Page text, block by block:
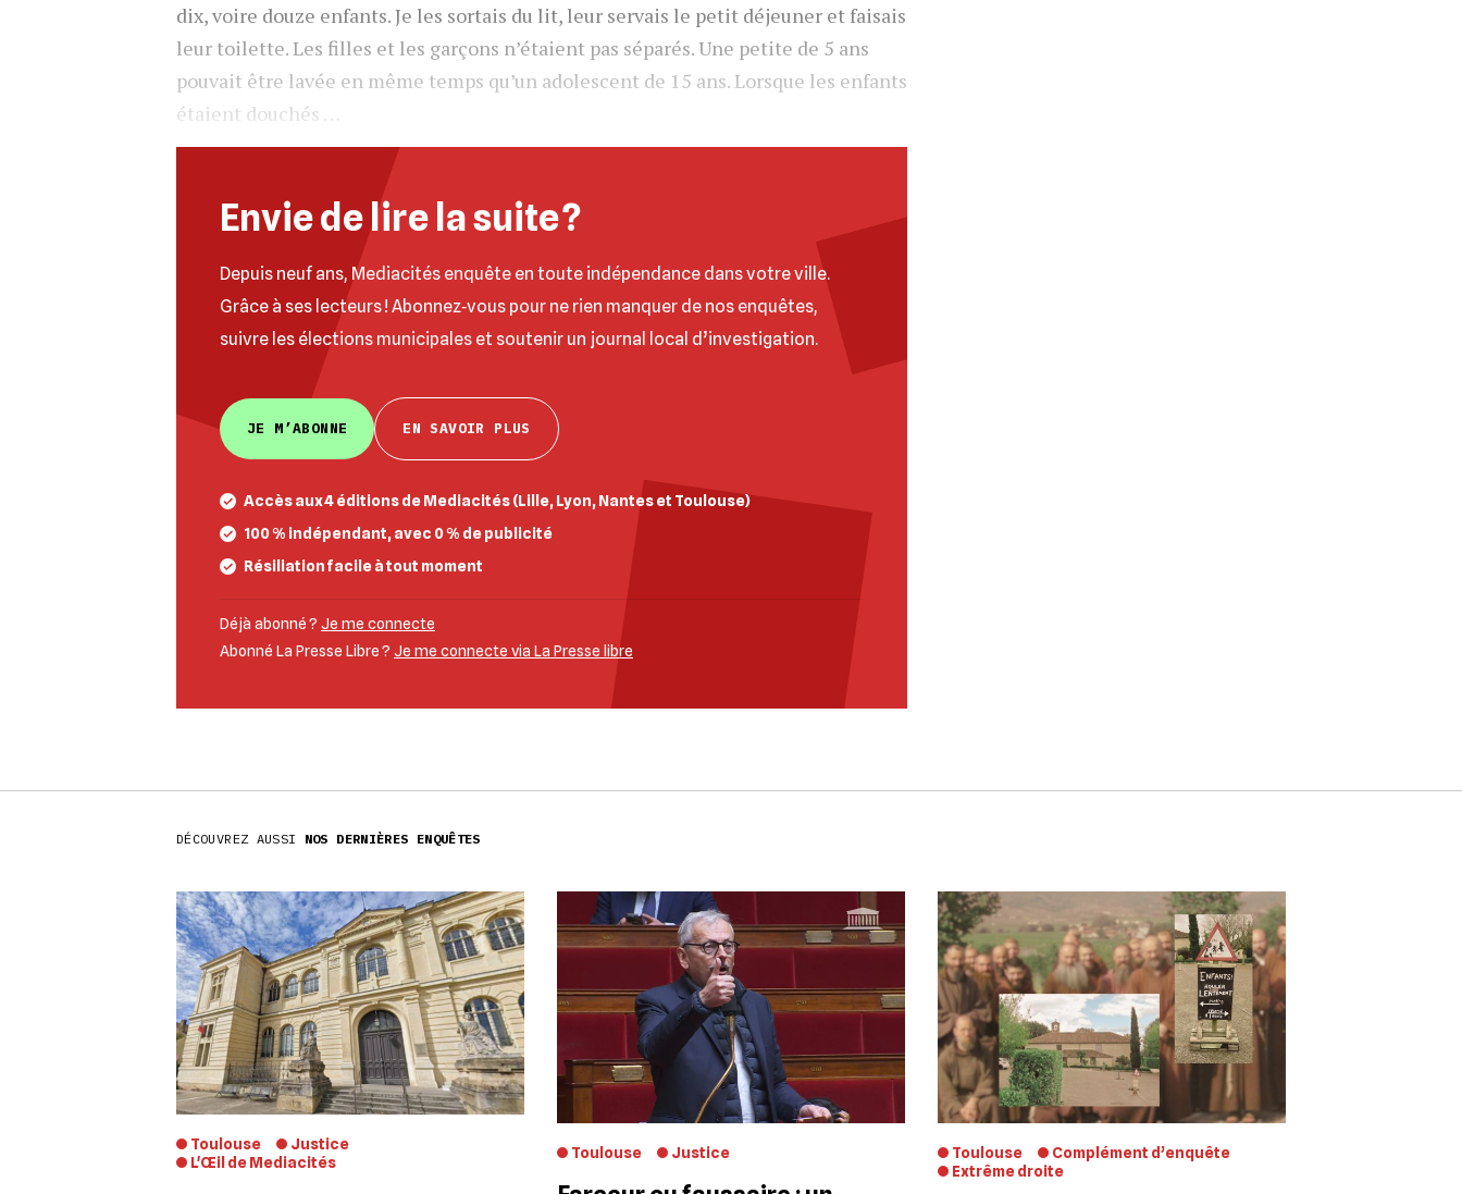
dix, voire douze enfants. Je les sortais du lit, leur servais le petit déjeuner et faisais
leur toilette. Les filles et les garçons n’étaient pas séparés. Une petite de 5 ans
pouvait être lavée en même temps qu’un adolescent de 15 ans. Lorsque les enfants
étaient douchés …
Envie de lire la suite ?
Depuis neuf ans, Mediacités enquête en toute indépendance dans votre ville.
Grâce à ses lecteurs ! Abonnez‐vous pour ne rien manquer de nos enquêtes,
suivre les élections municipales et soutenir un journal local d’investigation.
JE M’ABONNE EN SAVOIR PLUS
Accès aux 4 éditions de Mediacités (Lille, Lyon, Nantes et Toulouse)
100 % indépendant, avec 0 % de publicité
Résiliation facile à tout moment
Déjà abonné ? Je me connecte
Abonné La Presse Libre ? Je me connecte via La Presse libre
DÉCOUVREZ AUSSI NOS DERNIÈRES ENQUÊTES
Toulouse
Justice
L'Œil de Mediacités
Toulouse Justice Toulouse
Complément d’enquête
Extrême droite